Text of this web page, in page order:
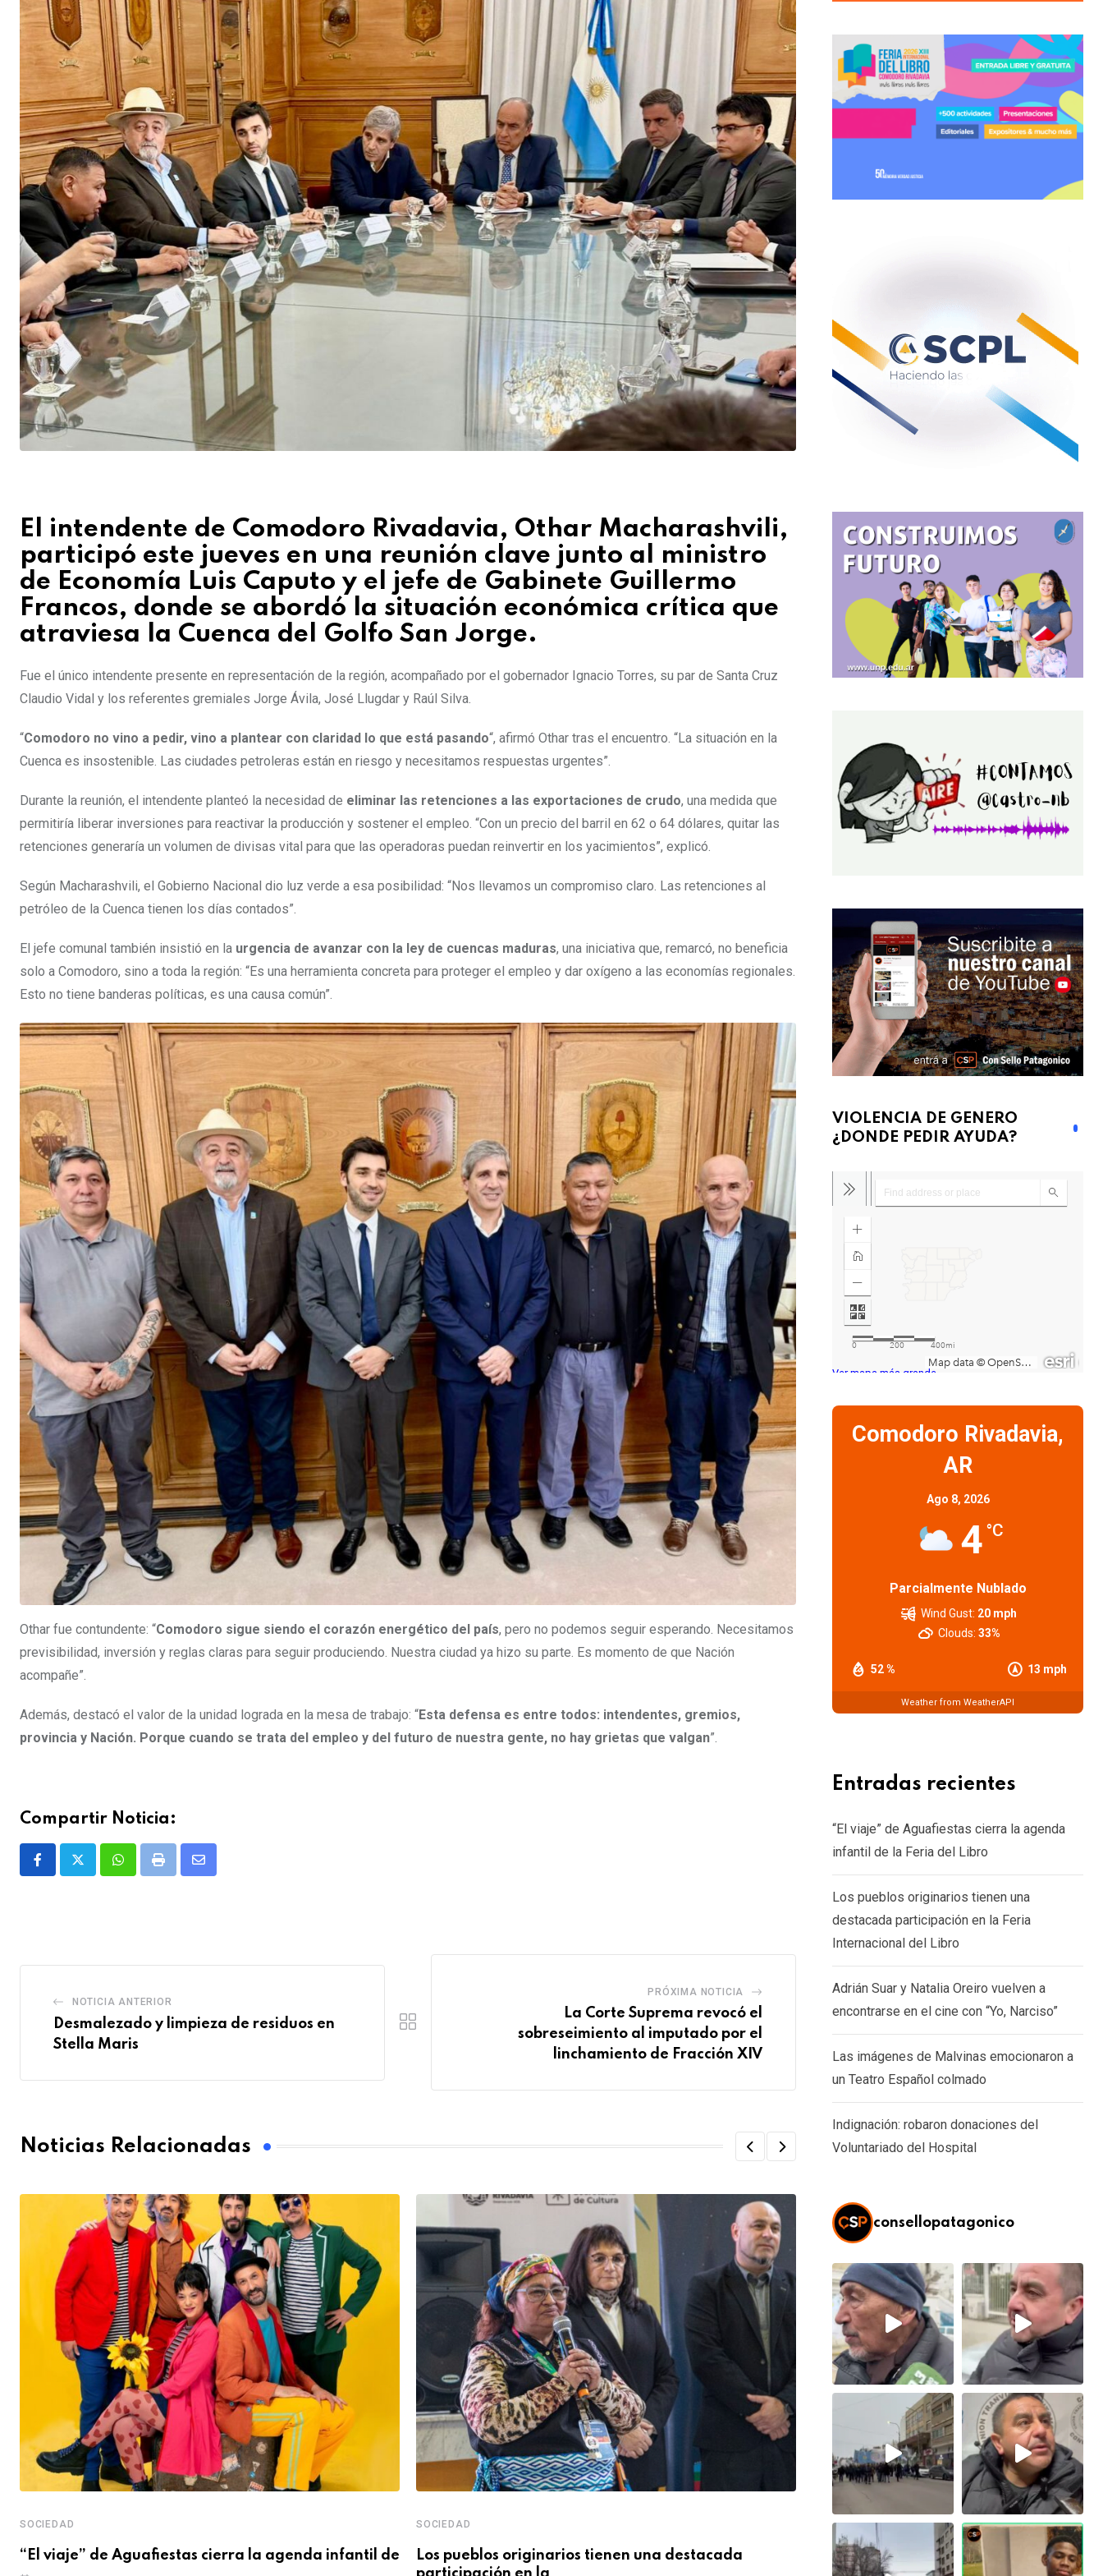
El intendente de Comodoro Rivadavia, Othar Macharashvili,
participó este jueves en una reunión clave junto al ministro
de Economía Luis Caputo y el jefe de Gabinete Guillermo
Francos, donde se abordó la situación económica crítica que
atraviesa la Cuenca del Golfo San Jorge.
Fue el único intendente presente en representación de la región, acompañado por el gobernador Ignacio Torres, su par de Santa Cruz
Claudio Vidal y los referentes gremiales Jorge Ávila, José Llugdar y Raúl Silva.
“Comodoro no vino a pedir, vino a plantear con claridad lo que está pasando“, afirmó Othar tras el encuentro. “La situación en la
Cuenca es insostenible. Las ciudades petroleras están en riesgo y necesitamos respuestas urgentes”.
Durante la reunión, el intendente planteó la necesidad de eliminar las retenciones a las exportaciones de crudo, una medida que
permitiría liberar inversiones para reactivar la producción y sostener el empleo. “Con un precio del barril en 62 o 64 dólares, quitar las
retenciones generaría un volumen de divisas vital para que las operadoras puedan reinvertir en los yacimientos”, explicó.
Según Macharashvili, el Gobierno Nacional dio luz verde a esa posibilidad: “Nos llevamos un compromiso claro. Las retenciones al
petróleo de la Cuenca tienen los días contados”.
El jefe comunal también insistió en la urgencia de avanzar con la ley de cuencas maduras, una iniciativa que, remarcó, no beneficia
solo a Comodoro, sino a toda la región: “Es una herramienta concreta para proteger el empleo y dar oxígeno a las economías regionales.
Esto no tiene banderas políticas, es una causa común”.
Othar fue contundente: “Comodoro sigue siendo el corazón energético del país, pero no podemos seguir esperando. Necesitamos
previsibilidad, inversión y reglas claras para seguir produciendo. Nuestra ciudad ya hizo su parte. Es momento de que Nación
acompañe”.
Además, destacó el valor de la unidad lograda en la mesa de trabajo: “Esta defensa es entre todos: intendentes, gremios,
provincia y Nación. Porque cuando se trata del empleo y del futuro de nuestra gente, no hay grietas que valgan”.
Compartir Noticia:
WhatsappPrint
Share
NOTICIA ANTERIOR
Desmalezado y limpieza de residuos en
Stella Maris
PRÓXIMA NOTICIA
La Corte Suprema revocó el
sobreseimiento al imputado por el
linchamiento de Fracción XIV
Noticias Relacionadas
SOCIEDAD
“El viaje” de Aguafiestas cierra la agenda infantil de
SOCIEDAD
Los pueblos originarios tienen una destacada
CARTELERA
Adrián Suar y Natalia Oreiro vuelven a
VIOLENCIA DE GENERO
¿DONDE PEDIR AYUDA?
Ver mapa más grande
Comodoro Rivadavia,
AR
Ago 8, 2026
4 °C
Parcialmente Nublado
52 % 13 mph
Wind Gust: 20 mph
Clouds: 33%
Weather from WeatherAPI
Entradas recientes
“El viaje” de Aguafiestas cierra la agenda
infantil de la Feria del Libro
Los pueblos originarios tienen una
destacada participación en la Feria
Internacional del Libro
Adrián Suar y Natalia Oreiro vuelven a
encontrarse en el cine con “Yo, Narciso”
Las imágenes de Malvinas emocionaron a
un Teatro Español colmado
Indignación: robaron donaciones del
Voluntariado del Hospital
consellopatagonico